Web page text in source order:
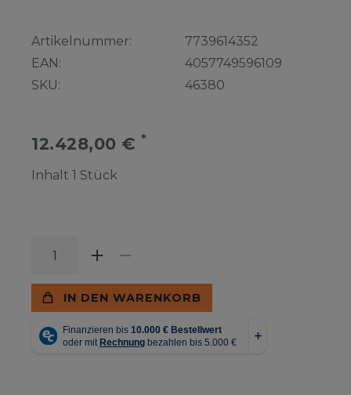
Artikelnummer:
EAN:
SKU:
7739614352
4057749596109
46380
12.428,00 € *
Inhalt 1 Stück
IN DEN WARENKORB